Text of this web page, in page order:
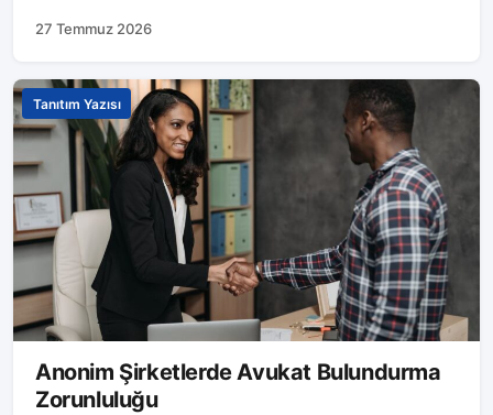
27 Temmuz 2026
Tanıtım Yazısı
Anonim Şirketlerde Avukat Bulundurma
Zorunluluğu